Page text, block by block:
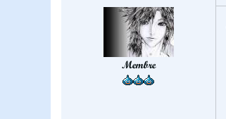
Membre